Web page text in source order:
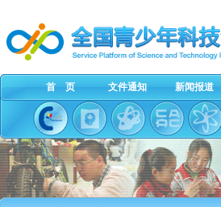
首 页 文件通知 新闻报道